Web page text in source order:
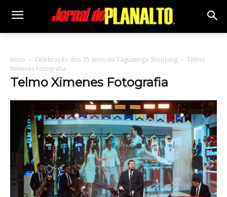
Início Celebração dos 25 anos do Taguatinga Shopping
Telmo
Ximenes Fotografia
Telmo Ximenes Fotografia